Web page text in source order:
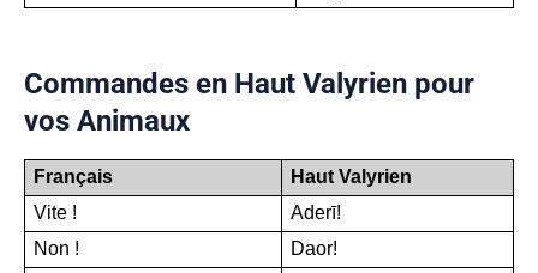
Commandes en Haut Valyrien pour
vos Animaux
Français
Haut Valyrien
Vite !
Aderī!
Non !
Daor!